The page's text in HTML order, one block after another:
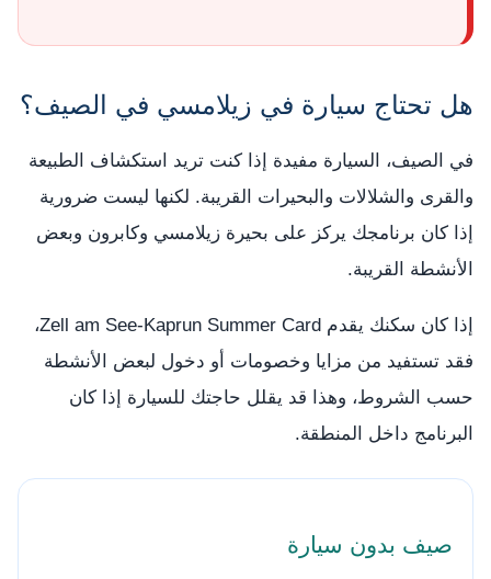
هل تحتاج سيارة في زيلامسي في الصيف؟
في الصيف، السيارة مفيدة إذا كنت تريد استكشاف الطبيعة
والقرى والشلالات والبحيرات القريبة. لكنها ليست ضرورية
إذا كان برنامجك يركز على بحيرة زيلامسي وكابرون وبعض
الأنشطة القريبة.
إذا كان سكنك يقدم Zell am See-Kaprun Summer Card،
فقد تستفيد من مزايا وخصومات أو دخول لبعض الأنشطة
حسب الشروط، وهذا قد يقلل حاجتك للسيارة إذا كان
البرنامج داخل المنطقة.
صيف بدون سيارة